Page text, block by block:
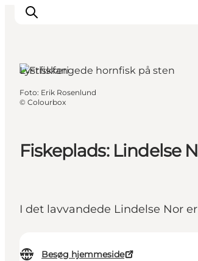
Inspiration
Overnatning
Fiskeplads: Lindelse
I det lavvandede Lindelse Nor
Besøg hjemmeside
Lystfiskeri
Foto: Erik Rosenlund
© Colourbox